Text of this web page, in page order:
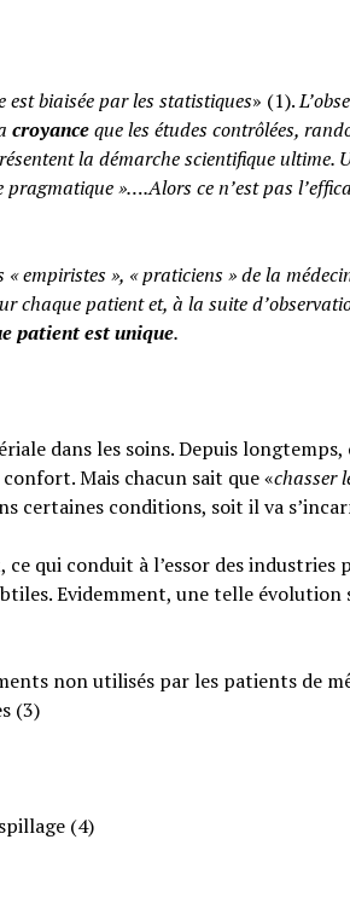
est biaisée par les statistiques» (1).
croyanceque les études contrôlées,
la démarche scientifique ultime.
»….Alors ce n’est pas
« empiristes », « praticiens » de la
chaque patient et, à la suite
patient est unique.
dans les soins. Depuis
Mais chacun sait que «chasser
certaines conditions, soit il va
qui conduit à l’essor des industries
Evidemment, une telle
non utilisés par les patients de
(3)
(4)